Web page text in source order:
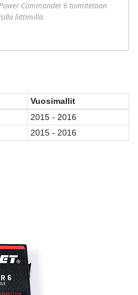
Commander 6 toimitetaan
liittimillä.
Vuosimallit
2015 - 2016
2015 - 2016